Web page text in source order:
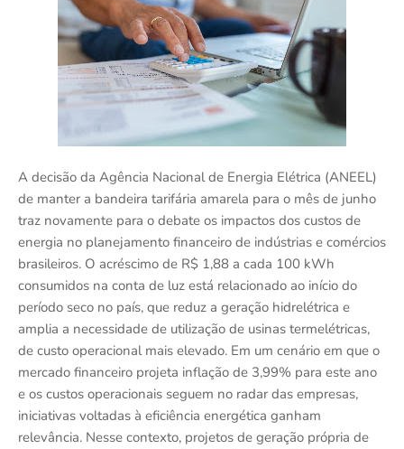
A decisão da Agência Nacional de Energia Elétrica (ANEEL)
de manter a bandeira tarifária amarela para o mês de junho
traz novamente para o debate os impactos dos custos de
energia no planejamento financeiro de indústrias e comércios
brasileiros. O acréscimo de R$ 1,88 a cada 100 kWh
consumidos na conta de luz está relacionado ao início do
período seco no país, que reduz a geração hidrelétrica e
amplia a necessidade de utilização de usinas termelétricas,
de custo operacional mais elevado. Em um cenário em que o
mercado financeiro projeta inflação de 3,99% para este ano
e os custos operacionais seguem no radar das empresas,
iniciativas voltadas à eficiência energética ganham
relevância. Nesse contexto, projetos de geração própria de